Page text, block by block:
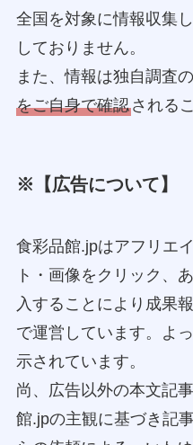
全国を対象に情報収集
しておりません。
また、情報は独自調査
をご自身で確認される
※【広告について】
食彩品館.jpはアフリエ
ト・画像をクリック、
入することにより成果
で運営しています。よ
示されています。
尚、広告以外の本文記
館.jpの主観に基づき記